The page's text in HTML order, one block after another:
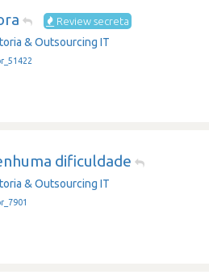
Review secreta
& Outsourcing IT
dificuldade
& Outsourcing IT